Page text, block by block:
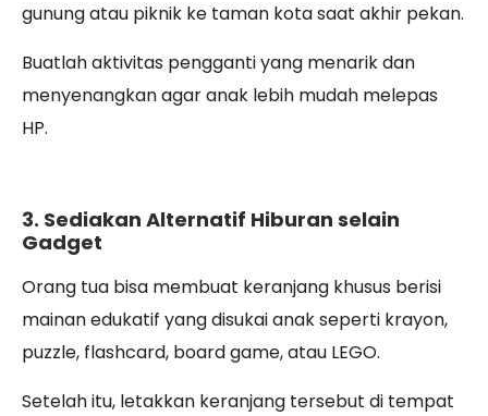
gunung atau piknik ke taman kota saat akhir pekan.
Buatlah aktivitas pengganti yang menarik dan
menyenangkan agar anak lebih mudah melepas
HP.
3. Sediakan Alternatif Hiburan selain
Gadget
Orang tua bisa membuat keranjang khusus berisi
mainan edukatif yang disukai anak seperti krayon,
puzzle, flashcard, board game, atau LEGO.
Setelah itu, letakkan keranjang tersebut di tempat